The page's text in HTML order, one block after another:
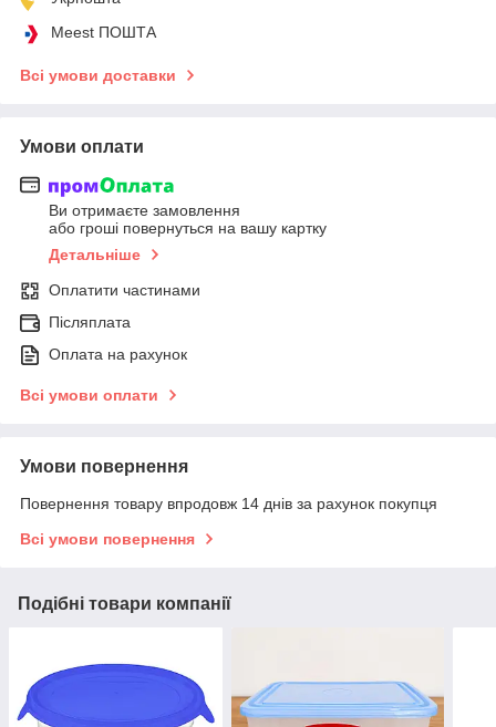
Meest ПОШТА
Всі умови доставки
Умови оплати
Ви отримаєте замовлення
або гроші повернуться на вашу картку
Детальніше
Оплатити частинами
Післяплата
Оплата на рахунок
Всі умови оплати
Умови повернення
Повернення товару впродовж 14 днів за рахунок покупця
Всі умови повернення
Подібні товари компанії